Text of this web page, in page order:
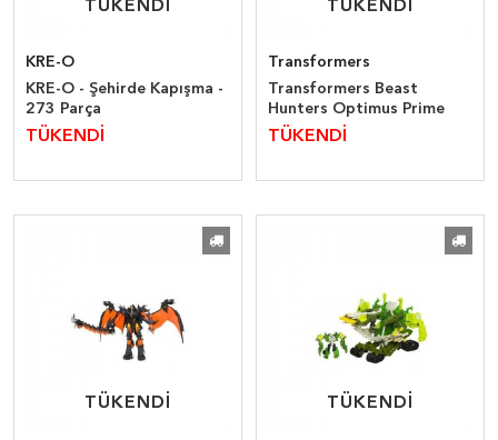
TÜKENDİ
TÜKENDİ
KRE-O
KRE-O - Şehirde Kapışma -
273 Parça
TÜKENDİ
TÜKENDİ
TÜKENDİ
Transformers
Transformers Beast
Hunters Optimus Prime
TÜKENDİ
TÜKENDİ
TÜKENDİ TÜKENDİ
TÜKENDİ